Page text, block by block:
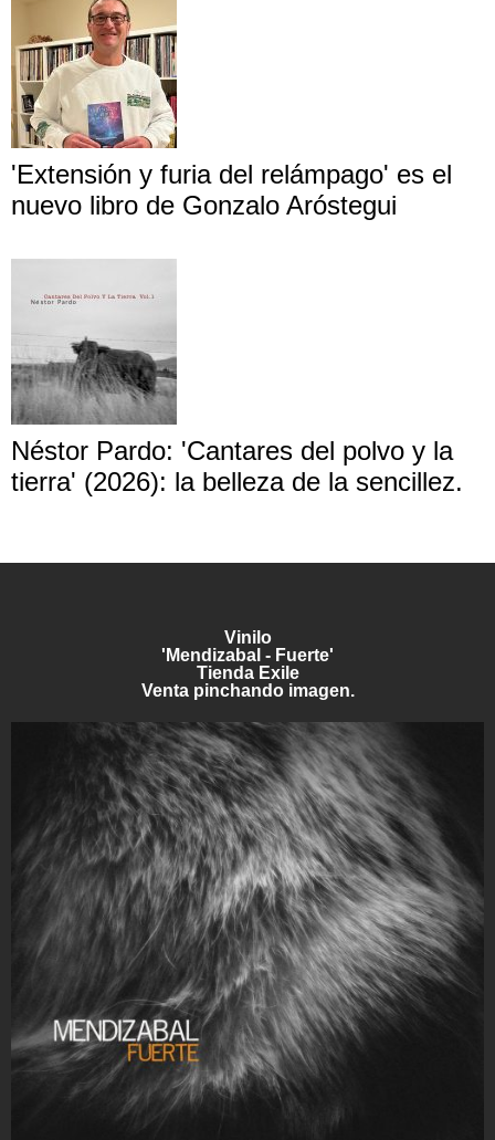
'Extensión y furia del relámpago' es el
nuevo libro de Gonzalo Aróstegui
Néstor Pardo: 'Cantares del polvo y la
tierra' (2026): la belleza de la sencillez.
Vinilo
'Mendizabal - Fuerte'
Tienda Exile
Venta pinchando imagen.